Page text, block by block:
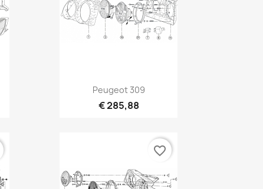
Vista rápida
Peugeot 309
€ 285,88
favorite_border